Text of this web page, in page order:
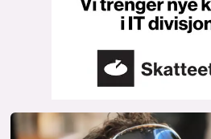
annonsepriser
annonseguide
suksesshistorier
Bli firmapartner